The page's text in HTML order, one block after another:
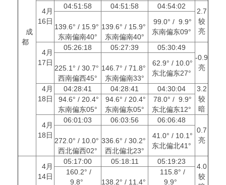
成
都
4月
16日
04:51:58 04:51:58 04:54:02
2.7
较
亮
139.6° / 15.9°
东南偏南40°
139.6° / 15.9°
东南偏南40°
99.0° / 9.9°
东南偏东09°
4月
17日
05:26:18 05:27:39
05:30:49
-0.9
亮
225.1° / 30.7°
西南偏西45°
146.7° / 71.8°
东南偏南33°
62.9° / 10.0°
东北偏东27°
4月
18日
04:28:41 04:28:41 04:30:04
3.2
较
暗
94.6° / 20.4°
东南偏东05°
94.6° / 20.4°
东南偏东05°
78.0° / 9.9°
东北偏东12°
4月
18日
06:01:03 06:03:56
06:06:48
0.7
亮
272.0° / 10.0°
西北偏西02°
336.6° / 30.2°
西北偏北23°
41.0° / 10.1°
东北偏北41°
4月
14日
05:17:00 05:18:11 05:19:23
4.0
较
160.2° /
9.8°
138.2° / 11.4°
115.8° /
9.9°